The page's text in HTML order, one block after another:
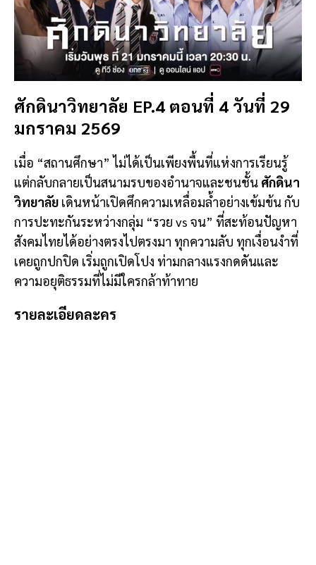
ศักดินาวิทยาลัย EP.4 ตอนที่ 4 วันที่ 29
มกราคม 2569
เมื่อ “สถานศึกษา” ไม่ได้เป็นเพียงพื้นที่แห่งการเรียนรู้
แต่กลับกลายเป็นสนามรบของอำนาจและชนชั้น ศักดินา
วิทยาลัย เดินหน้าเปิดศึกความเหลื่อมล้ำอย่างเข้มข้น กับ
การปะทะกันระหว่างกลุ่ม “รวย vs จน” ที่สะท้อนปัญหา
สังคมไทยได้อย่างตรงไปตรงมา ทุกความลับ ทุกเงื่อนงำที่
เคยถูกปกปิด เริ่มถูกเปิดโปง ท่ามกลางแรงกดดันและ
ความอยุติธรรมที่ไม่มีใครกล้าท้าทาย
รายละเอียดละคร